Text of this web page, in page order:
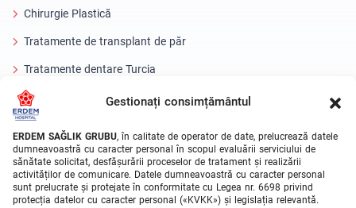
Gestionați consimțământul
ERDEM SAĞLIK GRUBU, în calitate de operator de date, prelucrează datele
dumneavoastră cu caracter personal în scopul evaluării serviciului de
sănătate solicitat, desfășurării proceselor de tratament și realizării
activităților de comunicare. Datele dumneavoastră cu caracter personal
sunt prelucrate și protejate în conformitate cu Legea nr. 6698 privind
protecția datelor cu caracter personal («KVKK») și legislația relevantă.
Chirurgie Plastică
Tratamente de transplant de păr
Tratamente dentare Turcia
Ochi cu laser
About Erdem
Despre noi
Unitati Medicale